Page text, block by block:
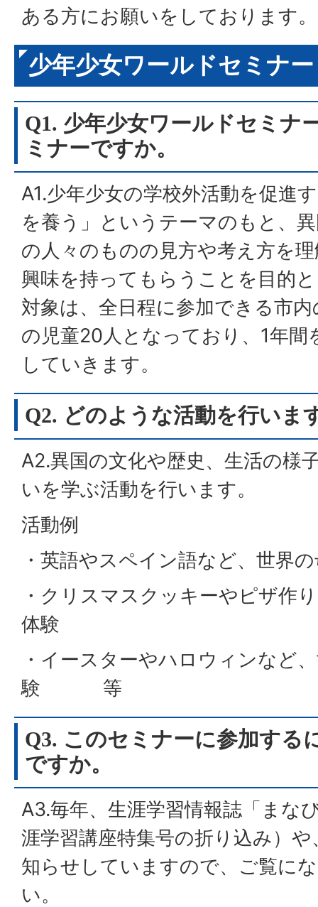
ある方にお願いをしております。
少年少女ワールドセミナー
Q1. 少年少女ワールドセミナ
ミナーですか。
A1.少年少女の学校外活動を促進
を養う」というテーマのもと、
の人々のものの見方や考え方を
興味を持ってもらうことを目的
対象は、全日程に参加できる市
の児童20人となっており、1年間
していきます。
Q2. どのような活動を行いま
A2.異国の文化や歴史、生活の様
いを学ぶ活動を行います。
活動例
・英語やスペイン語など、世界
・クリスマスクッキーやピザ作
体験
・イースターやハロウィンなど
験 等
Q3. このセミナーに参加する
ですか。
A3.毎年、生涯学習情報誌「まな
涯学習講座特集号の折り込み）
知らせしていますので、ご覧に
い。